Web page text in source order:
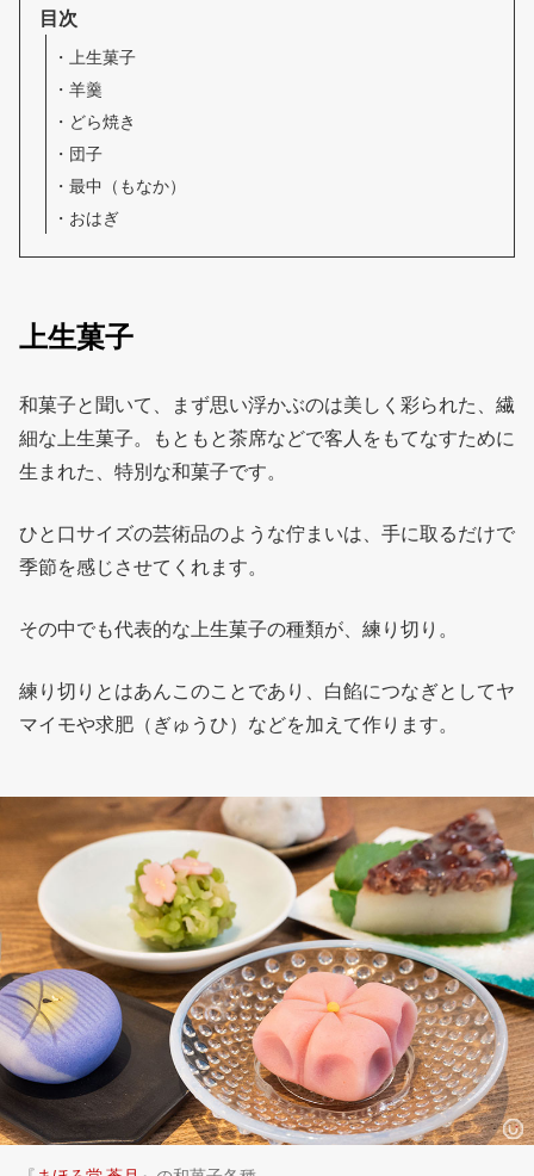
目次
上生菓子
羊羹
どら焼き
団子
最中（もなか）
おはぎ
上生菓子
和菓子と聞いて、まず思い浮かぶのは美しく彩られた、繊
細な上生菓子。もともと茶席などで客人をもてなすために
生まれた、特別な和菓子です。
ひと口サイズの芸術品のような佇まいは、手に取るだけで
季節を感じさせてくれます。
その中でも代表的な上生菓子の種類が、練り切り。
練り切りとはあんこのことであり、白餡につなぎとしてヤ
マイモや求肥（ぎゅうひ）などを加えて作ります。